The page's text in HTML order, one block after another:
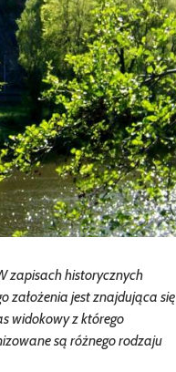
zapisach historycznych
założenia jest znajdująca się
widokowy z którego
są różnego rodzaju